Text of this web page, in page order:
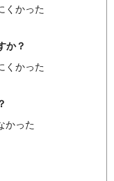
くかった
か？
くかった
かった